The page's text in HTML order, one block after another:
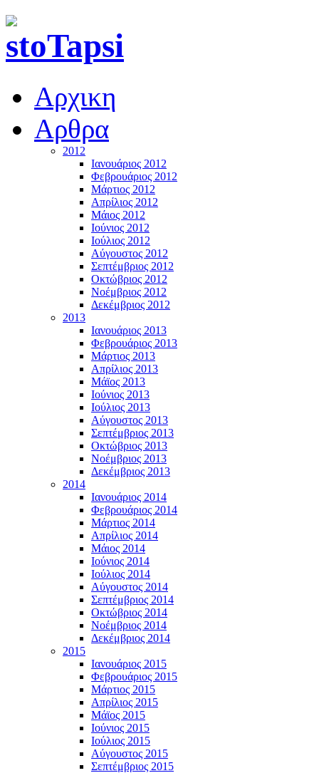
Αρχικη
Αρθρα
2012
Ιανουάριος 2012
Φεβρουάριος 2012
Μάρτιος 2012
Απρίλιος 2012
Μάιος 2012
Ιούνιος 2012
Ιούλιος 2012
Αύγουστος 2012
Σεπτέμβριος 2012
Οκτώβριος 2012
Νοέμβριος 2012
Δεκέμβριος 2012
2013
Ιανουάριος 2013
Φεβρουάριος 2013
Μάρτιος 2013
Απρίλιος 2013
Μάϊος 2013
Ιούνιος 2013
Ιούλιος 2013
Αύγουστος 2013
Σεπτέμβριος 2013
Οκτώβριος 2013
Νοέμβριος 2013
Δεκέμβριος 2013
2014
Ιανουάριος 2014
Φεβρουάριος 2014
Μάρτιος 2014
Απρίλιος 2014
Μάιος 2014
Ιούνιος 2014
Ιούλιος 2014
Αύγουστος 2014
Σεπτέμβριος 2014
Οκτώβριος 2014
Νοέμβριος 2014
Δεκέμβριος 2014
2015
Ιανουάριος 2015
Φεβρουάριος 2015
Μάρτιος 2015
Απρίλιος 2015
Μάϊος 2015
Ιούνιος 2015
Ιούλιος 2015
Αύγουστος 2015
Σεπτέμβριος 2015